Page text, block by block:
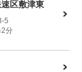
区敷津東
5
2分